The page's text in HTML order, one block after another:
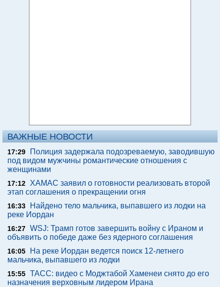
ВАЖНЫЕ НОВОСТИ
17:29
Полиция задержала подозреваемую, заводившую
под видом мужчины романтические отношения с
женщинами
17:12
ХАМАС заявил о готовности реализовать второй
этап соглашения о прекращении огня
16:33
Найдено тело мальчика, выпавшего из лодки на
реке Иордан
16:27 WSJ: Трамп готов завершить войну с Ираном и
объявить о победе даже без ядерного соглашения
16:05
На реке Иордан ведется поиск 12-летнего
мальчика, выпавшего из лодки
15:55 ТАСС: видео с Моджтабой Хаменеи снято до его
назначения верховным лидером Ирана